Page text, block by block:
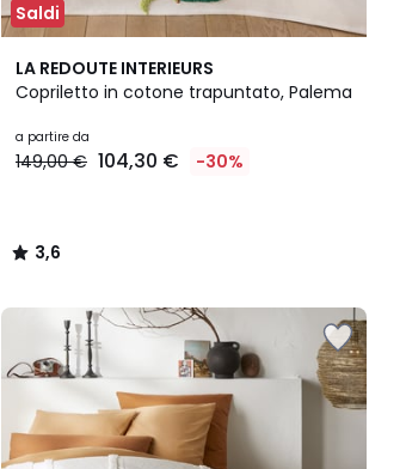
Saldi
LA REDOUTE INTERIEURS
Copriletto in cotone trapuntato, Palema
a partire da
149,00 € 104,30 € -30%
3,6
/ 5
3,6
/